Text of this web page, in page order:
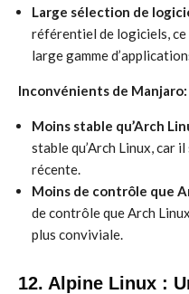
Large sélection de
référentiel de logiciels, ce
large gamme
Inconvénients de Manjaro:
Moins stable qu’Arch
stable qu’Arch Linux, car
récente.
Moins de contrôle que
de contrôle que Arch
plus conviviale.
12. Alpine Linux :